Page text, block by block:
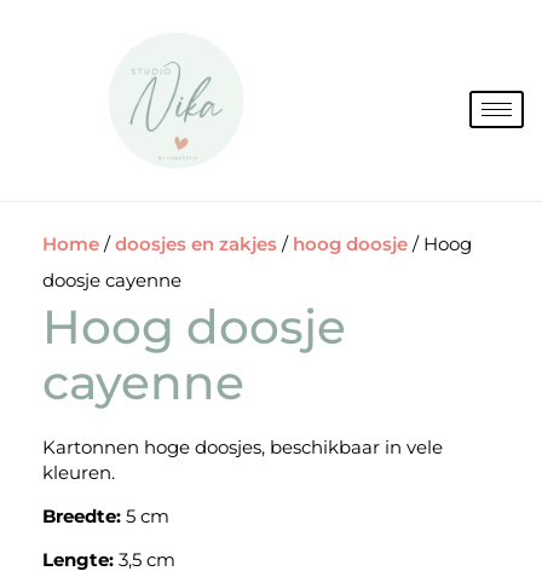
Home /doosjes en zakjes / hoog doosje / Hoog
doosje cayenne
Hoog doosje
cayenne
Kartonnen hoge doosjes, beschikbaar in vele
kleuren.
Breedte: 5 cm
Lengte: 3,5 cm